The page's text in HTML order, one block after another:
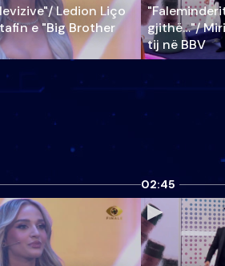
Ledion Liço
e "Big Brother
gjithë…"/
tij në BBV
02:45